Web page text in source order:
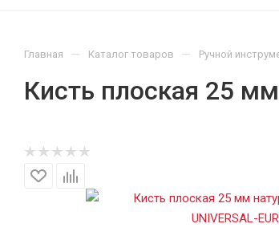
Главная — Каталог товаров — Ручной
Кисть плоская 25 мм